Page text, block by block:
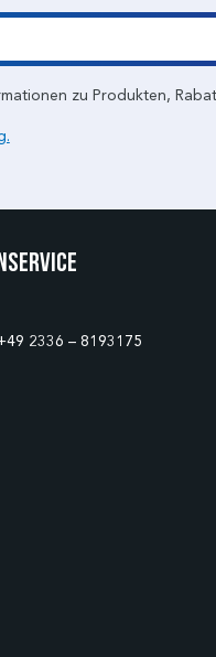
zu Produkten,
2336 – 8193175